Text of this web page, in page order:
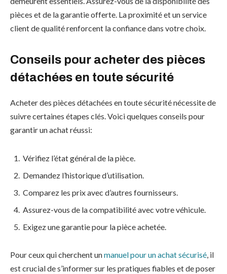
pièces et de la garantie offerte. La proximité et un service
client de qualité renforcent la confiance dans votre choix.
Conseils pour acheter des pièces
détachées en toute sécurité
Acheter des pièces détachées en toute sécurité nécessite de
suivre certaines étapes clés. Voici quelques conseils pour
garantir un achat réussi:
Vérifiez l’état général de la pièce.
Demandez l’historique d’utilisation.
Comparez les prix avec d’autres fournisseurs.
Assurez-vous de la compatibilité avec votre véhicule.
Exigez une garantie pour la pièce achetée.
Pour ceux qui cherchent unmanuel pour un achat sécurisé, il
est crucial de s’informer sur les pratiques fiables et de poser